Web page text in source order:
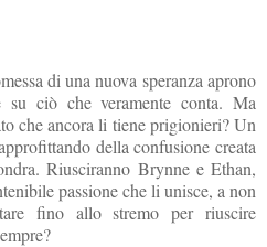
di una nuova speranza aprono
ciò che veramente conta. Ma
che ancora li tiene prigionieri? Un
della confusione creata
Riusciranno Brynne e Ethan,
passione che li unisce, a non
fino allo stremo per riuscire